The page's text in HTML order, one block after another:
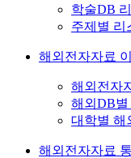
학술DB
주제별 리
해외전자자료
해외전자
해외DB
대학별 해
해외전자자료